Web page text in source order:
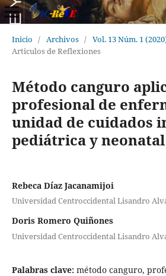
Inicio / Archivos / Vol. 13 Núm. 1
Articulos de Reflexiones
Método canguro
profesional de
unidad de cuidados
pediátrica y neonatal
Rebeca Díaz Jacanamijoi
Universidad Centroccidental Lisandro
Doris Romero Quiñones
Universidad Centroccidental Lisandro
Palabras clave: método canguro,